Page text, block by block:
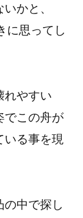
かと、
に思ってし
やすい
でこの舟が
いる事を現
中で探し